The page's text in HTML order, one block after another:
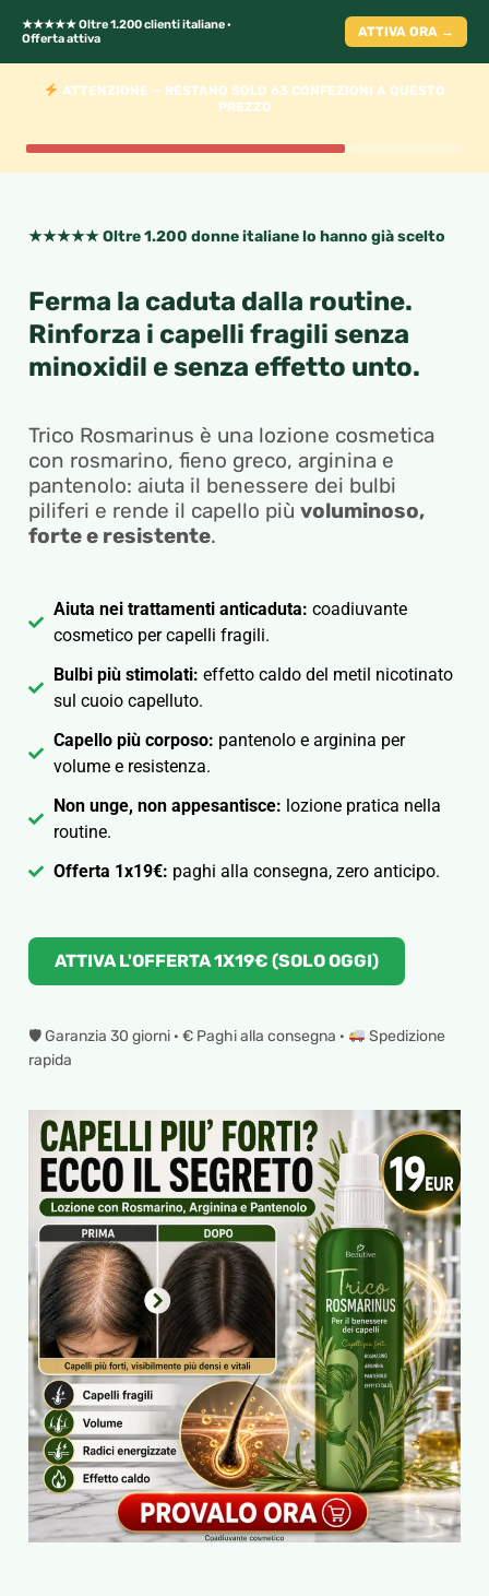
★★★★★ Oltre 1.200 clienti italiane ·
Offerta attiva
ATTIVA ORA →
ATTENZIONE — RESTANO SOLO 63 CONFEZIONI A QUESTO
PREZZO
★★★★★ Oltre 1.200 donne italiane lo hanno già scelto
Ferma la caduta dalla routine.
Rinforza i capelli fragili senza
minoxidil e senza effetto unto.
Trico Rosmarinus è una lozione cosmetica
con rosmarino, fieno greco, arginina e
pantenolo: aiuta il benessere dei bulbi
piliferi e rende il capello più voluminoso,
forte e resistente.
Aiuta nei trattamenti anticaduta: coadiuvante
cosmetico per capelli fragili.
Bulbi più stimolati: effetto caldo del metil nicotinato
sul cuoio capelluto.
Capello più corposo: pantenolo e arginina per
volume e resistenza.
Non unge, non appesantisce: lozione pratica nella
routine.
Offerta 1x19€: paghi alla consegna, zero anticipo.
ATTIVA L'OFFERTA 1X19€ (SOLO OGGI)
🛡 Garanzia 30 giorni · € Paghi alla consegna ·
Spedizione
rapida